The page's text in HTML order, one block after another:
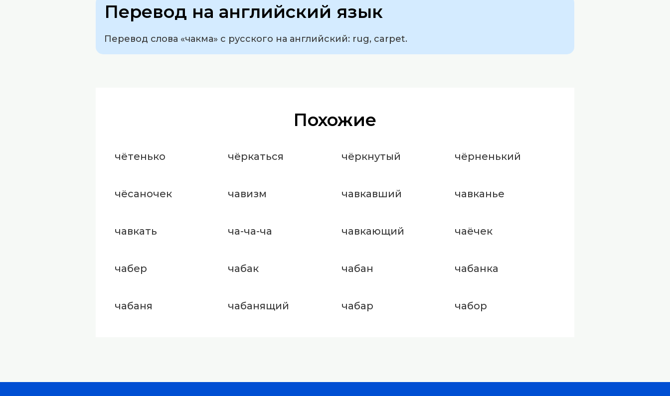
Перевод на английский язык
Перевод слова «чакма» с русского на английский: rug, carpet.
Похожие
чётенько чёркаться чёркнутый чёрненький
чёсаночек чавизм чавкавший чавканье
чавкать ча-ча-ча чавкающий чаёчек
чабер чабак чабан чабанка
чабаня чабанящий чабар чабор